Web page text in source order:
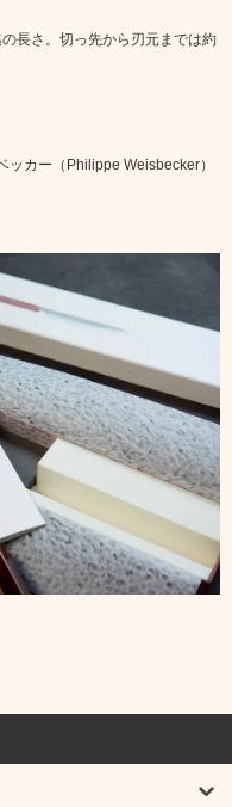
長さ。切っ先から刃元までは約
ッカー（Philippe Weisbecker）